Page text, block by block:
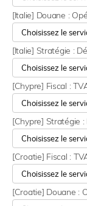
[Italie] Douane :
[Italie] Stratégie :
[Chypre] Fiscal :
[Chypre] Stratégie
[Croatie] Fiscal :
[Croatie] Douane :